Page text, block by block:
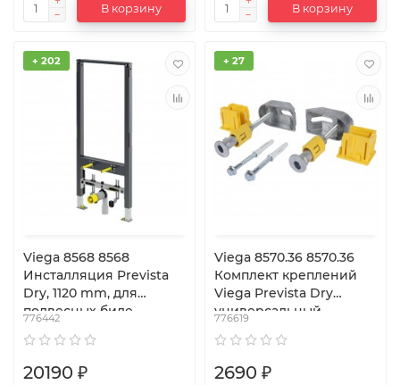
В корзину В корзину
+ 202
Viega 8568 8568
Инсталляция Prevista
Dry, 1120 mm, для
подвесных биде
776442
20190 ₽
+ 27
Viega 8570.36 8570.36
Комплект креплений
Viega Prevista Dry
универсальный
776619
2690 ₽